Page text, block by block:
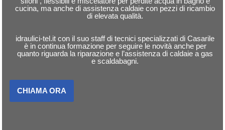
cucina, ma anche di assistenza caldaie con pezzi di ricambio
di elevata qualità.
idraulici-tel.it con il suo staff di tecnici specializzati di Casarile
è in continua formazione per seguire le novità anche per
quanto riguarda la riparazione e l’assistenza di caldaie a gas
e scaldabagni.
CHIAMA ORA